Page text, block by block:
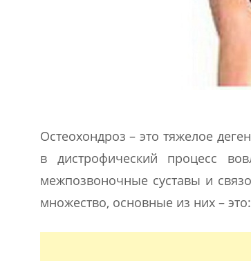
Остеохондроз – это тяжелое
в дистрофический процесс
межпозвоночные суставы и
множество, основные из них – это: